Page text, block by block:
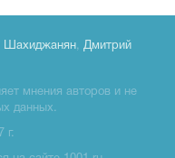
Шахиджанян, Дмитрий
мнения авторов и не
данных.
г.